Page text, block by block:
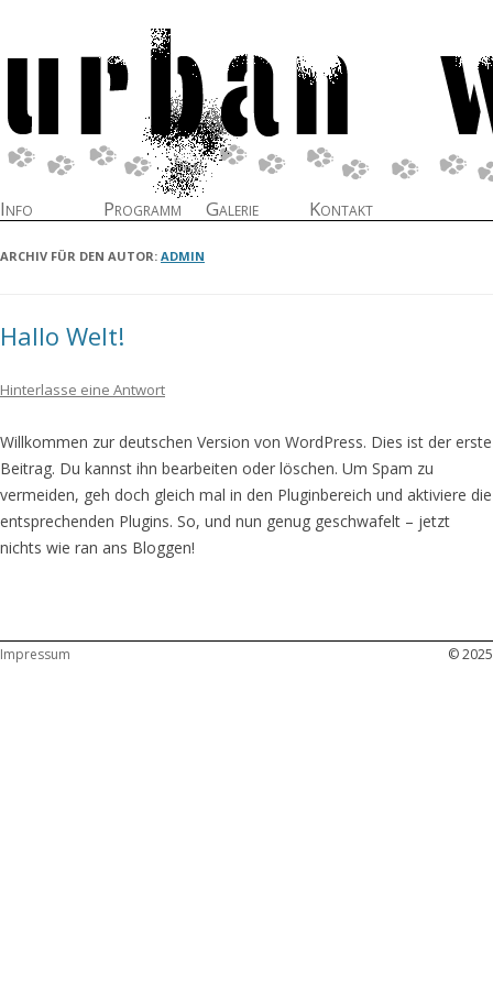
Zum Inhalt springen
Info Programm Galerie Kontakt
ARCHIV FÜR DEN AUTOR: ADMIN
Hallo Welt!
Hinterlasse eine Antwort
Willkommen zur deutschen Version von WordPress. Dies ist der erste
Beitrag. Du kannst ihn bearbeiten oder löschen. Um Spam zu
vermeiden, geh doch gleich mal in den Pluginbereich und aktiviere die
entsprechenden Plugins. So, und nun genug geschwafelt – jetzt
nichts wie ran ans Bloggen!
© 2025
Impressum